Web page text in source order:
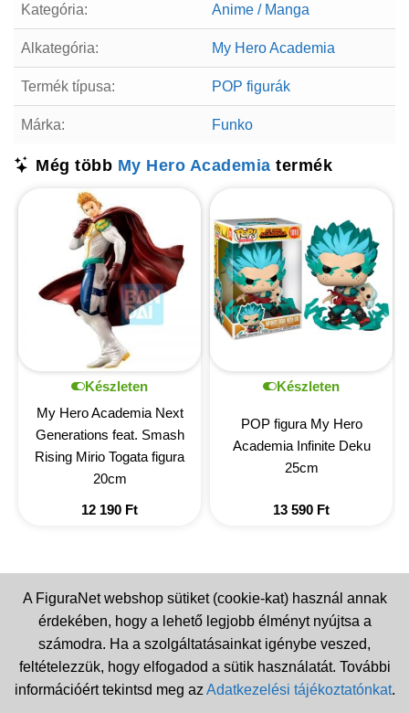
Kategória: Anime / Manga
Alkategória: My Hero Academia
Termék típusa: POP figurák
Márka: Funko
Még több My Hero Academia termék
Készleten
My Hero Academia Next
Generations feat. Smash
Rising Mirio Togata figura
20cm
12 190 Ft
Készleten
POP figura My Hero
Academia Infinite Deku
25cm
13 590 Ft
A FiguraNet webshop sütiket (cookie-kat) használ annak
érdekében, hogy a lehető legjobb élményt nyújtsa a
számodra. Ha a szolgáltatásainkat igénybe veszed,
feltételezzük, hogy elfogadod a sütik használatát. További
információért tekintsd meg az Adatkezelési tájékoztatónkat.